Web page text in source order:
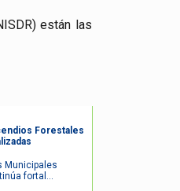
están las
Forestales
Municipales
fortal...